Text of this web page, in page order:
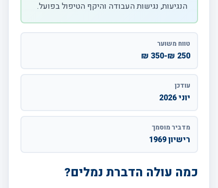
הנגיעות, נגישות העבודה והיקף הטיפול בפועל.
טווח משוער
250 ₪-350 ₪
עודכן
יוני 2026
מדביר מוסמך
רישיון 1969
כמה עולה הדברת נמלים?